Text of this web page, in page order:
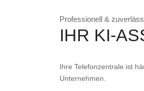
Professionell &
IHR KI-
Ihre Telefonzentrale ist
Unternehmen.